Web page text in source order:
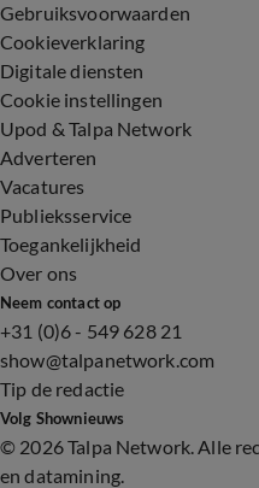
Gebruiksvoorwaarden
Cookieverklaring
Digitale diensten
Cookie instellingen
Upod & Talpa Network
Adverteren
Vacatures
Publieksservice
Toegankelijkheid
Over ons
Neem contact op
+31 (0)6 - 549 628 21
show@talpanetwork.com
Tip de redactie
Volg Shownieuws
© 2026 Talpa Network. Alle
en datamining.